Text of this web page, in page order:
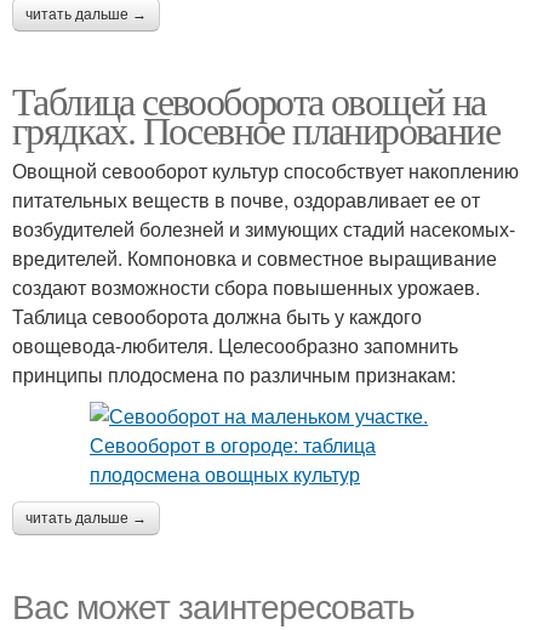
читать дальше →
Таблица севооборота овощей на
грядках. Посевное планирование
Овощной севооборот культур способствует накоплению
питательных веществ в почве, оздоравливает ее от
возбудителей болезней и зимующих стадий насекомых-
вредителей. Компоновка и совместное выращивание
создают возможности сбора повышенных урожаев.
Таблица севооборота должна быть у каждого
овощевода-любителя. Целесообразно запомнить
принципы плодосмена по различным признакам:
читать дальше →
Вас может заинтересовать